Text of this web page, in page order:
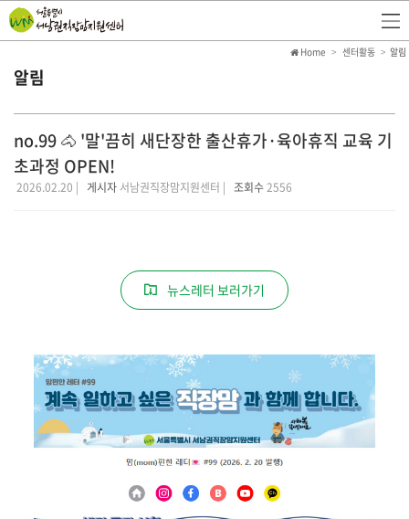
알림
Home 센터활동 알림
no.99 🐴 '말'끔히 새단장한 출산휴가·육아휴직 교육 기
초과정 OPEN!
2026.02.20 | 게시자 서남권직장맘지원센터 | 조회수2556
뉴스레터 보러가기